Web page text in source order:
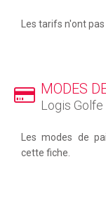
Les tarifs n'ont
MODES
Logis
Les modes de
cette fiche.